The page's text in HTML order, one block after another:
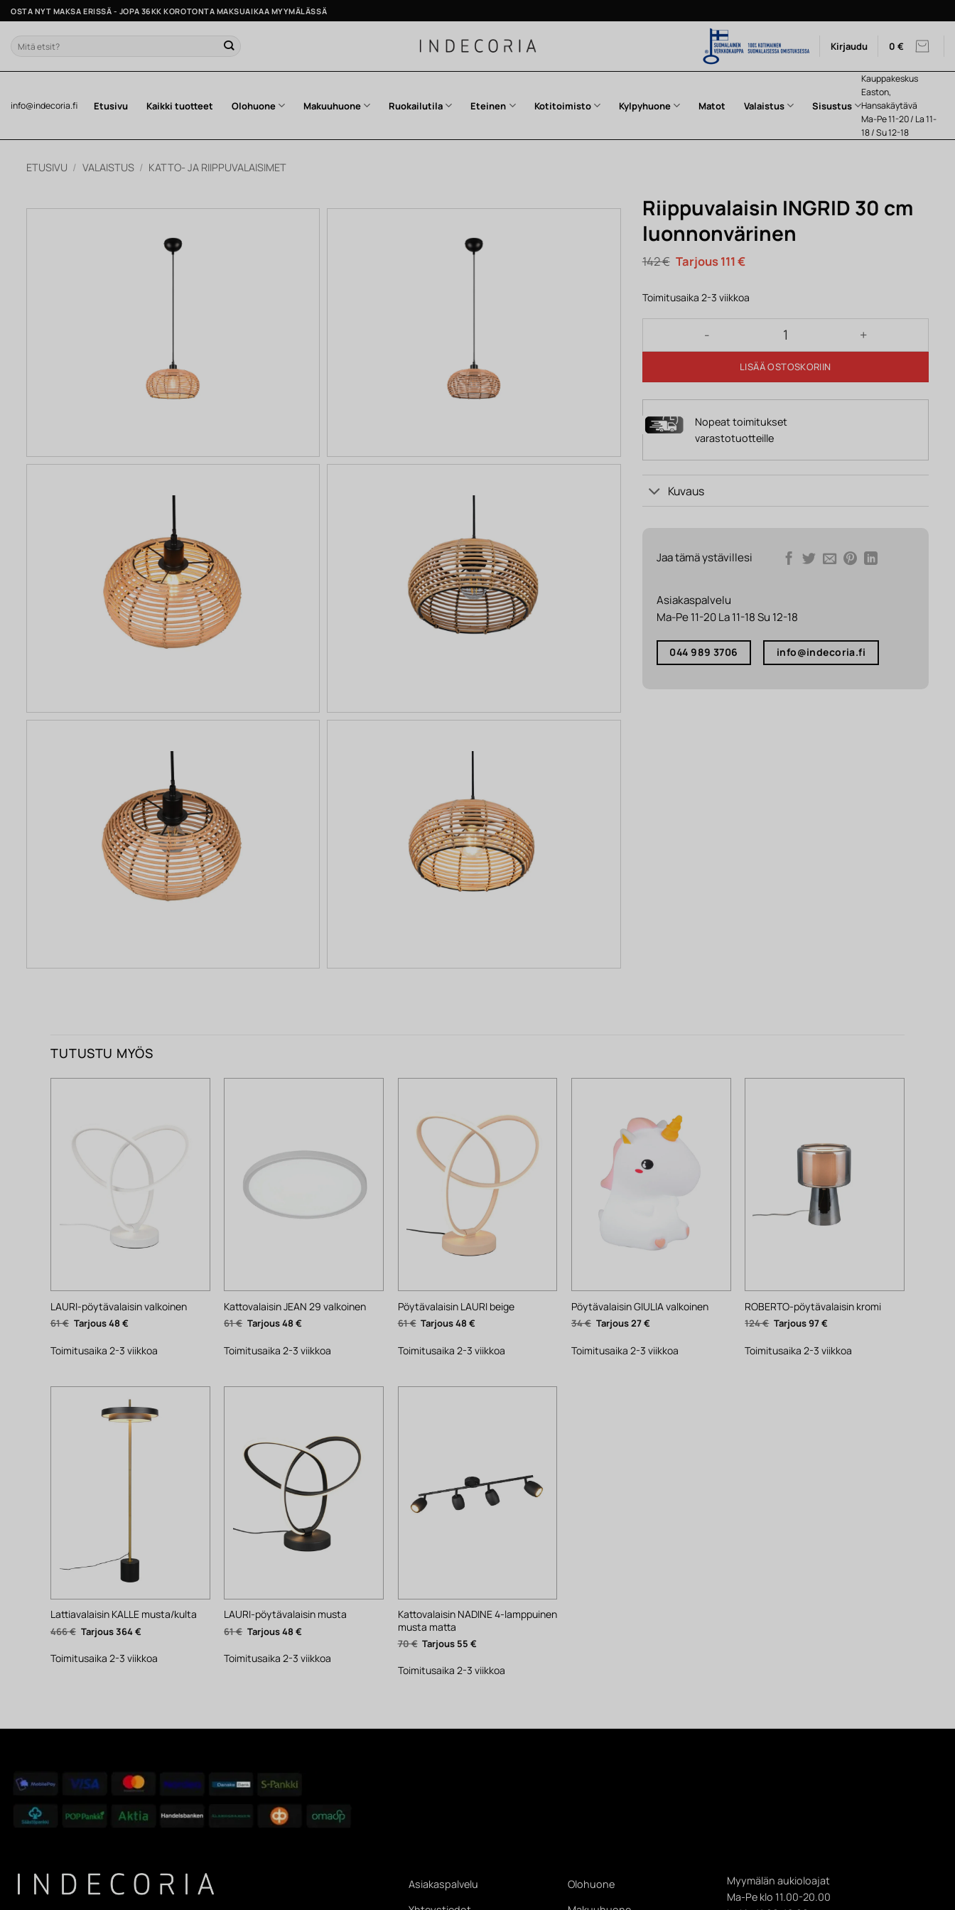
Skip
to
content
OSTA NYT MAKSA ERISSÄ - JOPA 36KK KOROTONTA MAKSUAIKAA MYYMÄLÄSSÄ
Etsi: Kirjaudu 0 €
info@indecoria.fi Etusivu Kaikki tuotteet Olohuone Makuuhuone Ruokailutila Eteinen Kotitoimisto Kylpyhuone Matot Valaistus Sisustus
Kauppakeskus
Easton,
Hansakäytävä
Ma-Pe 11-20 / La 11-
18 / Su 12-18
ETUSIVU / VALAISTUS / KATTO- JA RIIPPUVALAISIMET
Riippuvalaisin INGRID 30 cm
luonnonvärinen
142€ Alkuperäinen
hinta
142 €.
111€Nykyinen
111 €.
Toimitusaika 2-3 viikkoa
Riippuvalaisin INGRID 30 cm luonnonvärinen määrä
LISÄÄ OSTOSKORIIN
Nopeat toimitukset
varastotuotteille
Kuvaus
Jaa tämä ystävillesi
Asiakaspalvelu
Ma-Pe 11-20 La 11-18 Su 12-18
044 989 3706 info@indecoria.fi
TUTUSTU MYÖS
LAURI-pöytävalaisin valkoinen
61€ Alkuperäinen
hinta
61 €.
48 €Nykyinen
hinta
48 €.
Toimitusaika 2-3 viikkoa
Kattovalaisin JEAN 29 valkoinen
61€ Alkuperäinen
hinta
61 €.
48€
48 €.
Toimitusaika 2-3 viikkoa
Pöytävalaisin LAURI beige
61€ Alkuperäinen
hinta
61 €.
48€
48 €.
Toimitusaika 2-3 viikkoa
Pöytävalaisin GIULIA valkoinen
34€ Alkuperäinen
hinta
34 €.
27€Nykyinen
hinta
27 €.
Toimitusaika 2-3 viikkoa
ROBERTO-pöytävalaisin kromi
124€ Alkuperäinen
hinta
124 €.
97€
97 €.
Toimitusaika 2-3 viikkoa
Lattiavalaisin KALLE musta/kulta
466€ Alkuperäinen
hinta
466 €.
364€Nykyinen
hinta
364 €.
Toimitusaika 2-3 viikkoa
LAURI-pöytävalaisin musta
61€ Alkuperäinen
hinta
61 €.
48€
48 €.
Toimitusaika 2-3 viikkoa
Kattovalaisin NADINE 4-lamppuinen
musta matta
70€ Alkuperäinen
hinta
70 €.
55€
55 €.
Toimitusaika 2-3 viikkoa
Asiakaspalvelu
Olohuone
Myymälän aukioloajat
Ma-Pe klo 11.00-20.00